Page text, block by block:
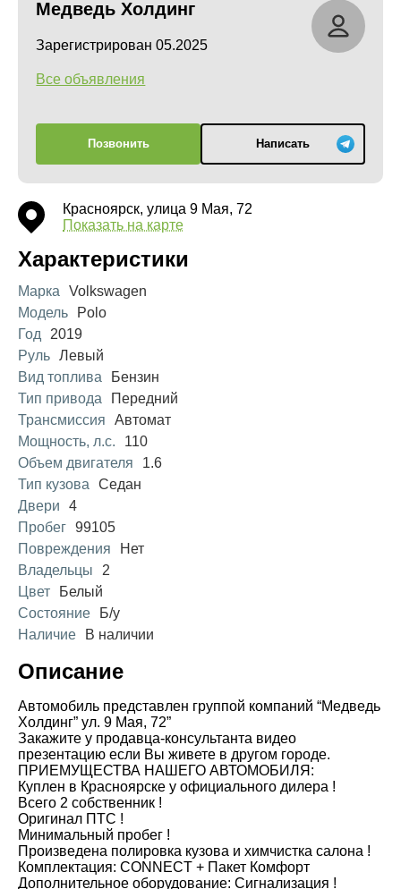
Медведь Холдинг
Зарегистрирован 05.2025
Все объявления
Позвонить Написать
Красноярск, улица 9 Мая, 72
Показать на карте
Характеристики
Марка
Volkswagen
Модель
Polo
Год
2019
Руль Левый
Вид топлива
Бензин
Тип привода
Передний
Трансмиссия
Автомат
Мощность, л.с.
110
Объем двигателя
1.6
Тип кузова
Седан
Двери
4
Пробег 99105
Повреждения
Нет
Владельцы
2
Цвет
Белый
Состояние
Б/у
Наличие
В наличии
Описание
Автомобиль представлен группой компаний “Медведь
Холдинг” ул. 9 Мая, 72”
Закажите у продавца-консультанта видео
презентацию если Вы живете в другом городе.
ПРИЕМУЩЕСТВА НАШЕГО АВТОМОБИЛЯ:
Куплен в Красноярске у официального дилера !
Всего 2 собственник !
Оригинал ПТС !
Минимальный пробег !
Произведена полировка кузова и химчистка салона !
Комплектация: CONNECT + Пакет Комфорт
Дополнительное оборудование: Сигнализация !